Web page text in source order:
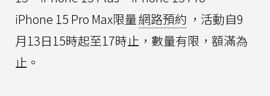
iPhone 15 Pro Max限量網路預約 ，活動自9
月13日15時起至17時止，數量有限，額滿為
止。